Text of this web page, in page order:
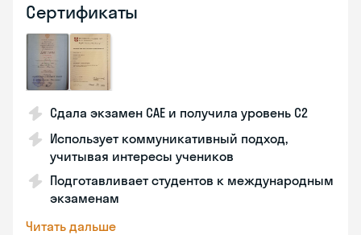
Сертификаты
Сдала экзамен CAE и получила уровень С2
Использует коммуникативный подход,
учитывая интересы учеников
Подготавливает студентов к международным
экзаменам
Читать дальше